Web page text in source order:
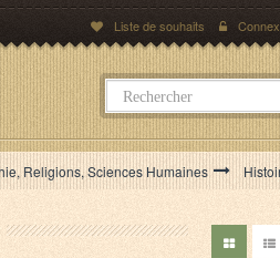
Liste de souhaits
Religions, Sciences Humaines >